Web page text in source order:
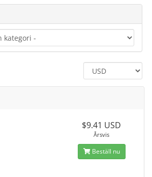
$9.41 USD
Årsvis
Beställ nu